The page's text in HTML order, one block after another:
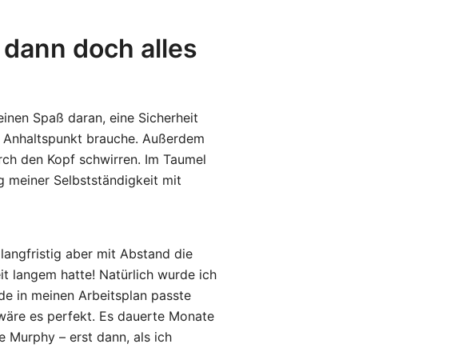
doch alles
Spaß daran, eine Sicherheit
brauche. Außerdem
den Kopf schwirren. Im Taumel
meiner Selbstständigkeit mit
aber mit Abstand die
langem hatte! Natürlich wurde ich
in meinen Arbeitsplan passte
es perfekt. Es dauerte Monate
Murphy – erst dann, als ich